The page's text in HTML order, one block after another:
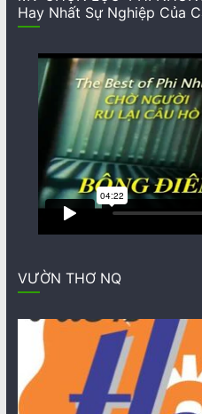
Hay Nhất Sự Nghiệp Của
VƯỜN THƠ NQ